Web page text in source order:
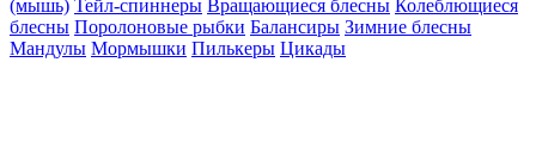
(мышь) Тейл-спиннеры Вращающиеся блесны Колеблющиеся
блесны Поролоновые рыбки Балансиры Зимние блесны
Мандулы Мормышки Пилькеры Цикады